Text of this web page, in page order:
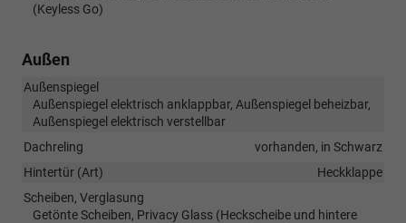
(Keyless Go)
Außen
Außenspiegel
Außenspiegel elektrisch anklappbar, Außenspiegel beheizbar,
Außenspiegel elektrisch verstellbar
Dachreling
vorhanden, in Schwarz
Hintertür (Art)
Heckklappe
Scheiben, Verglasung
Getönte Scheiben, Privacy Glass (Heckscheibe und hintere